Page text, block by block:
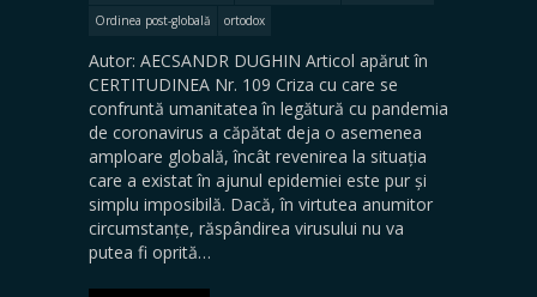
Ordinea post-globală
ortodox
Autor: AECSANDR DUGHIN Articol apărut în
CERTITUDINEA Nr. 109 Criza cu care se
confruntă umanitatea în legătură cu pandemia
de coronavirus a căpătat deja o asemenea
amploare globală, încât revenirea la situația
care a existat în ajunul epidemiei este pur și
simplu imposibilă. Dacă, în virtutea anumitor
circumstanțe, răspândirea virusului nu va
putea fi oprită…